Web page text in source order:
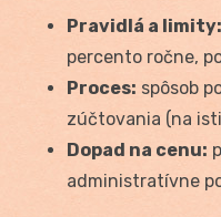
Pravidlá a limity:
percento ročne,
Proces: spôsob
zúčtovania (na
Dopad na cenu:
administratívne